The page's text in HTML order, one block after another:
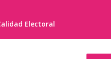
Electoral